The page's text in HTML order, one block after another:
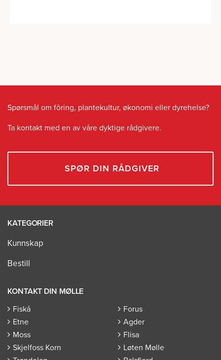
Spørsmål om fôring, plantekultur, økonomi eller dyrehelse?
Ta kontakt med en av våre dyktige rådgivere.
SPØR DIN RÅDGIVER
KATEGORIER
Kunnskap
Bestill
KONTAKT DIN MØLLE
Fiskå
Forus
Etne
Agder
Moss
Flisa
Skjelfoss Korn
Løten Mølle